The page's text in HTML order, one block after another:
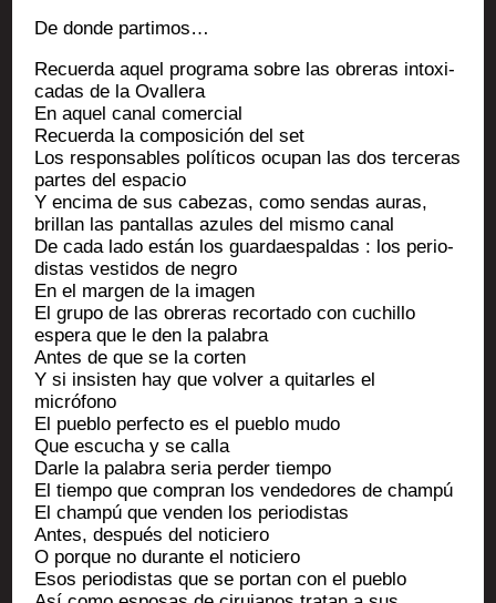
De donde partimos…
Recuer­da aquel pro­gra­ma sobre las obre­ras intoxi­
ca­das de la Ovallera
En aquel canal comercial
Recuer­da la com­po­si­ción del set
Los res­pon­sables polí­ti­cos ocu­pan las dos ter­ce­ras
partes del espacio
Y enci­ma de sus cabe­zas, como sen­das auras,
brillan las pan­tal­las azules del mis­mo canal
De cada lado están los guar­daes­pal­das : los per­io­
dis­tas ves­ti­dos de negro
En el mar­gen de la imagen
El gru­po de las obre­ras recor­ta­do con cuchil­lo
espe­ra que le den la palabra
Antes de que se la corten
Y si insis­ten hay que vol­ver a qui­tarles el
micrófono
El pue­blo per­fec­to es el pue­blo mudo
Que escu­cha y se calla
Darle la pala­bra seria per­der tiempo
El tiem­po que com­pran los ven­de­dores de champú
El champú que ven­den los periodistas
Antes, des­pués del noticiero
O porque no durante el noticiero
Esos per­io­dis­tas que se por­tan con el pueblo